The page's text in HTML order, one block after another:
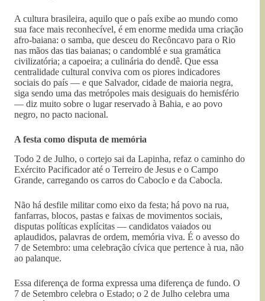
A cultura brasileira, aquilo que o país exibe ao mundo como
sua face mais reconhecível, é em enorme medida uma criação
afro-baiana: o samba, que desceu do Recôncavo para o Rio
nas mãos das tias baianas; o candomblé e sua gramática
civilizatória; a capoeira; a culinária do dendê. Que essa
centralidade cultural conviva com os piores indicadores
sociais do país — e que Salvador, cidade de maioria negra,
siga sendo uma das metrópoles mais desiguais do hemisfério
— diz muito sobre o lugar reservado à Bahia, e ao povo
negro, no pacto nacional.
A festa como disputa de memória
Todo 2 de Julho, o cortejo sai da Lapinha, refaz o caminho do
Exército Pacificador até o Terreiro de Jesus e o Campo
Grande, carregando os carros do Caboclo e da Cabocla.
Não há desfile militar como eixo da festa; há povo na rua,
fanfarras, blocos, pastas e faixas de movimentos sociais,
disputas políticas explícitas — candidatos vaiados ou
aplaudidos, palavras de ordem, memória viva. É o avesso do
7 de Setembro: uma celebração cívica que pertence à rua, não
ao palanque.
Essa diferença de forma expressa uma diferença de fundo. O
7 de Setembro celebra o Estado; o 2 de Julho celebra uma